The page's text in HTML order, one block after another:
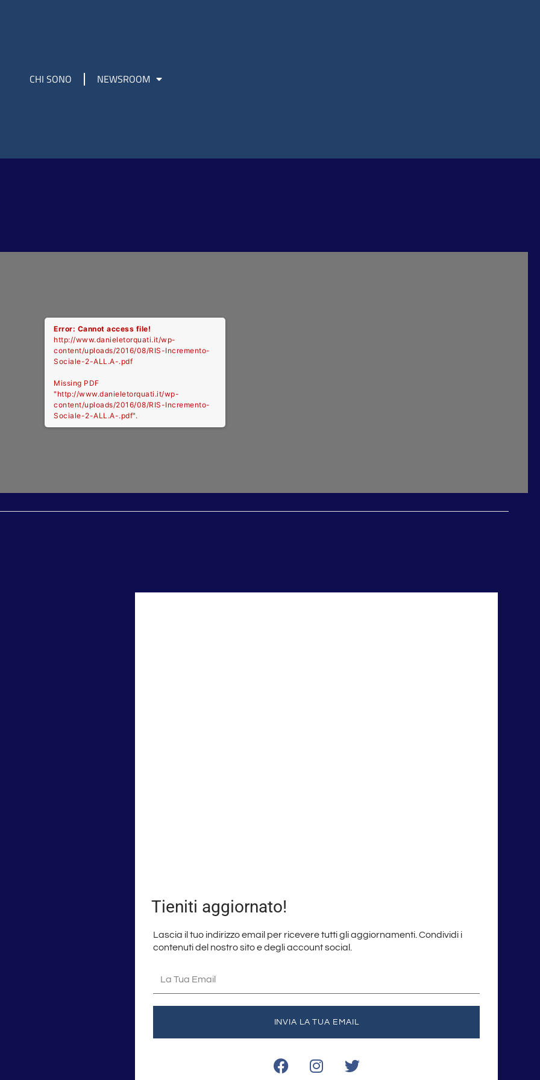
CHI SONO NEWSROOM
Error: Cannot access file!
http://www.danieletorquati.it/wp-
content/uploads/2016/08/RIS-Incremento-
Sociale-2-ALL.A-.pdf
Missing PDF
"http://www.danieletorquati.it/wp-
content/uploads/2016/08/RIS-Incremento-
Sociale-2-ALL.A-.pdf".
Tieniti aggiornato!
Lascia il tuo indirizzo email per ricevere tutti gli aggiornamenti. Condividi i
contenuti del nostro sito e degli account social.
tua
email
INVIA LA TUA EMAIL
F
a
I
n
T
w